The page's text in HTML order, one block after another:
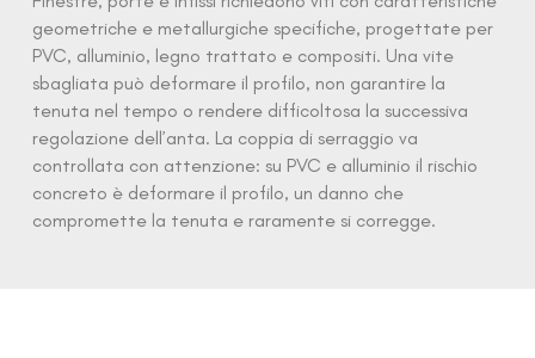
geometriche e metallurgiche specifiche, progettate per
PVC, alluminio, legno trattato e compositi. Una vite
sbagliata può deformare il profilo, non garantire la
tenuta nel tempo o rendere difficoltosa la successiva
regolazione dell’anta. La coppia di serraggio va
controllata con attenzione: su PVC e alluminio il rischio
concreto è deformare il profilo, un danno che
compromette la tenuta e raramente si corregge.